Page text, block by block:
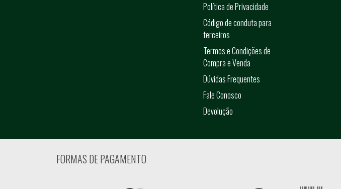
Política de Privacidade
Código de conduta para
terceiros
Termos e Condições de
Compra e Venda
Dúvidas Frequentes
Fale Conosco
Devolução
FORMAS DE PAGAMENTO